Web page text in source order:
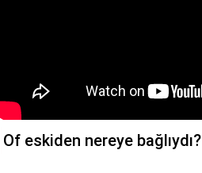
Of eskiden nereye bağlıydı?